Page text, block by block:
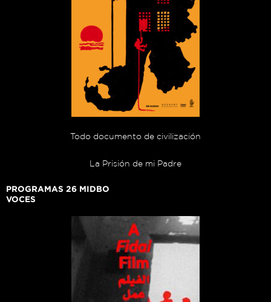
Todo documento de civilización
La Prisión de mi Padre
PROGRAMAS 26 MIDBO
VOCES